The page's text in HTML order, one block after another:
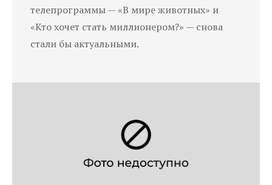
телепрограммы — «В мире животных» и
«Кто хочет стать миллионером?» — снова
стали бы актуальными.